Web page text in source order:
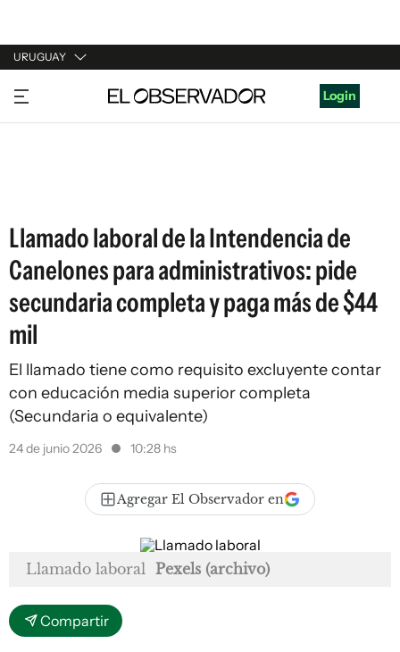
URUGUAY
URUGUAY
ARGENTINA
Login
Llamado laboral de la Intendencia de
Canelones para administrativos: pide
secundaria completa y paga más de $44
mil
El llamado tiene como requisito excluyente contar
con educación media superior completa
(Secundaria o equivalente)
24 de junio 2026 10:28 hs
Agregar El Observador en
Llamado laboral Pexels (archivo)
Compartir